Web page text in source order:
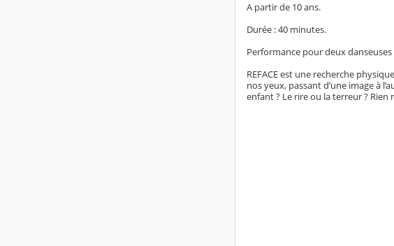
A partir de 10 ans.
Durée : 40 minutes.
Performance pour deux
REFACE est une recherche
nos yeux, passant d’une image à
enfant ? Le rire ou la terreur ? Rien